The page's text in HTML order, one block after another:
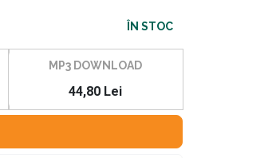
ÎN STOC
MP3 DOWNLOAD
44,80 Lei